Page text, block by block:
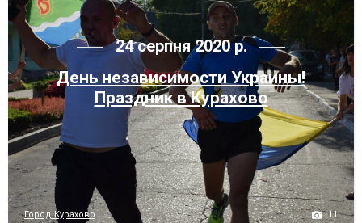
24 серпня 2020 р.
День независимости Украины!
Праздник в Курахово
Город Курахово 11